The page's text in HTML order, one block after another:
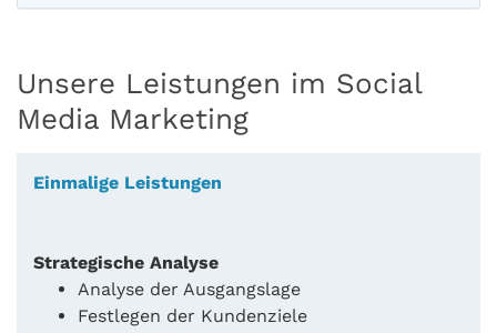
Unsere Leistungen im Social
Media Marketing
Einmalige Leistungen
Strategische Analyse
Analyse der Ausgangslage
Festlegen der Kundenziele